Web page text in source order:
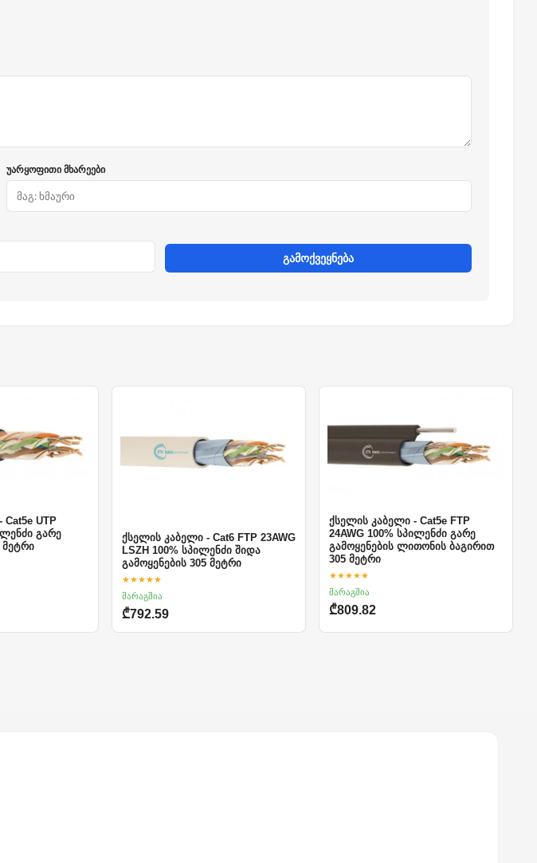
უარყოფითი მხარეები
გამოქვეყნება
UTP
გარე
მეტრი
ქსელის კაბელი - Cat6 FTP 23AWG
LSZH 100% სპილენძი შიდა
გამოყენების 305 მეტრი
★★★★★
მარაგშია
₾792.59
ქსელის კაბელი - Cat5e FTP
24AWG 100% სპილენძი გარე
გამოყენების ლითონის ბაგირით
305 მეტრი
★★★★★
მარაგშია
₾809.82